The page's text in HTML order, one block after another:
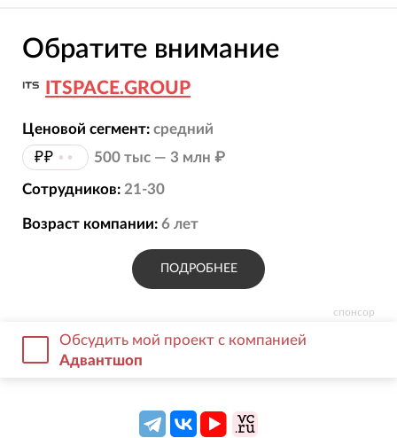
спонсор
Обратите внимание
ITSPACE.GROUP
Ценовой сегмент: средний
₽₽ •• 500 тыс — 3 млн ₽
Сотрудников: 21-30
Возраст компании: 6 лет
ПОДРОБНЕЕ
Обсудить мой проект с компанией
Адвантшоп